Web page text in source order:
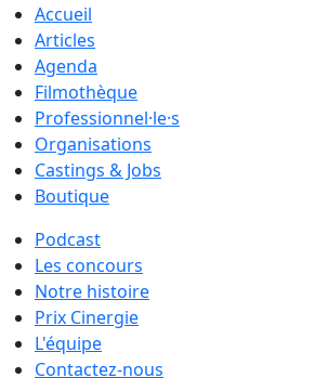
Accueil
Articles
Agenda
Filmothèque
Professionnel·le·s
Organisations
Castings & Jobs
Boutique
Podcast
Les concours
Notre histoire
Prix Cinergie
L'équipe
Contactez-nous